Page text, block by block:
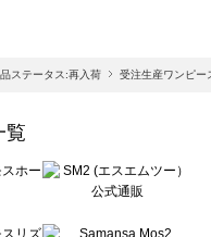
モスモス）の一覧
の一覧
ステータス:再入荷 受注生産ワンピー
覧